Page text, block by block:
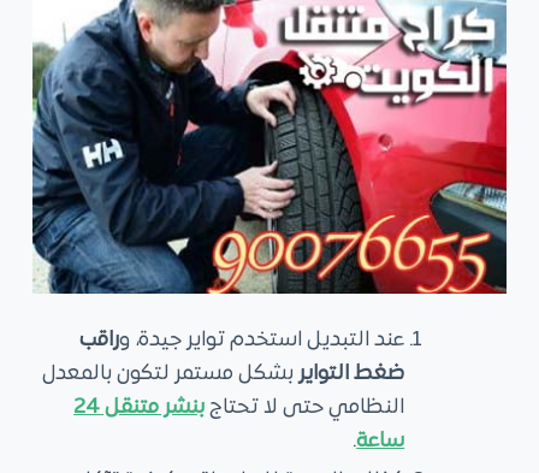
عند التبديل استخدم تواير جيدة، وراقب
ضغط التوايربشكل مستمر لتكون بالمعدل
النظامي حتى لا تحتاج
بنشر متنقل 24
ساعة.